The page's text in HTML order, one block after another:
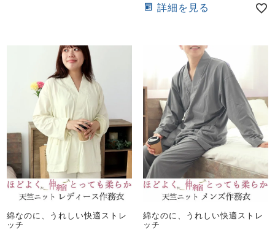
詳細を見る
綿なのに、うれしい快適ストレ
ッチ
綿なのに、うれしい快適ストレ
ッチ